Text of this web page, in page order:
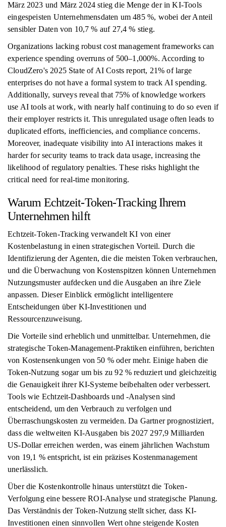
März 2023 und März 2024 stieg die Menge der in KI-Tools
eingespeisten Unternehmensdaten um 485 %, wobei der Anteil
sensibler Daten von 10,7 % auf 27,4 % stieg.
Organizations lacking robust cost management frameworks can
experience spending overruns of 500–1,000%. According to
CloudZero's 2025 State of AI Costs report, 21% of large
enterprises do not have a formal system to track AI spending.
Additionally, surveys reveal that 75% of knowledge workers
use AI tools at work, with nearly half continuing to do so even if
their employer restricts it. This unregulated usage often leads to
duplicated efforts, inefficiencies, and compliance concerns.
Moreover, inadequate visibility into AI interactions makes it
harder for security teams to track data usage, increasing the
likelihood of regulatory penalties. These risks highlight the
critical need for real-time monitoring.
Warum Echtzeit-Token-Tracking Ihrem
Unternehmen hilft
Echtzeit-Token-Tracking verwandelt KI von einer
Kostenbelastung in einen strategischen Vorteil. Durch die
Identifizierung der Agenten, die die meisten Token verbrauchen,
und die Überwachung von Kostenspitzen können Unternehmen
Nutzungsmuster aufdecken und die Ausgaben an ihre Ziele
anpassen. Dieser Einblick ermöglicht intelligentere
Entscheidungen über KI-Investitionen und
Ressourcenzuweisung.
Die Vorteile sind erheblich und unmittelbar. Unternehmen, die
strategische Token-Management-Praktiken einführen, berichten
von Kostensenkungen von 50 % oder mehr. Einige haben die
Token-Nutzung sogar um bis zu 92 % reduziert und gleichzeitig
die Genauigkeit ihrer KI-Systeme beibehalten oder verbessert.
Tools wie Echtzeit-Dashboards und -Analysen sind
entscheidend, um den Verbrauch zu verfolgen und
Überraschungskosten zu vermeiden. Da Gartner prognostiziert,
dass die weltweiten KI-Ausgaben bis 2027 297,9 Milliarden
US-Dollar erreichen werden, was einem jährlichen Wachstum
von 19,1 % entspricht, ist ein präzises Kostenmanagement
unerlässlich.
Über die Kostenkontrolle hinaus unterstützt die Token-
Verfolgung eine bessere ROI-Analyse und strategische Planung.
Das Verständnis der Token-Nutzung stellt sicher, dass KI-
Investitionen einen sinnvollen Wert ohne steigende Kosten